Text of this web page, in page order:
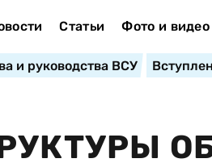
Статьи Фото и видео
и руководства ВСУ